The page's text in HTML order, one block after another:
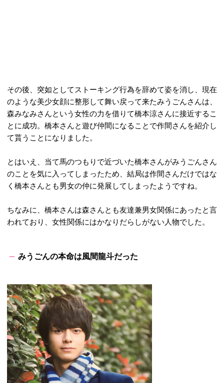
その後、突如としてストーキング行為を辞めて姿を消し、現在
のような美少女顔に整形して舞い戻って来たみうごんさんは、
森みなみさんという女性の力を借りて橋本涼さんに接近するこ
とに成功。橋本さんと遊び仲間になることで作間さんを紹介し
て貰うことになりました。
とはいえ、当て馬のつもりで近づいた橋本さんがみうごんさん
のことを気に入ってしまったため、結局は作間さんだけではな
く橋本さんとも男女の仲に発展してしまったようですね。
ちなみに、橋本さんは森さんとも友達兼男女関係にあったと言
われており、女性関係にはかなりだらしがない人物でした。
みうごんの本命は風間龍斗だった